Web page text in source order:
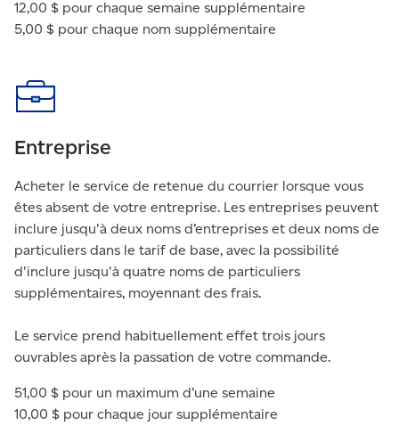
12,00 $ pour chaque semaine supplémentaire
5,00 $ pour chaque nom supplémentaire
Entreprise
Acheter le service de retenue du courrier lorsque vous
êtes absent de votre entreprise. Les entreprises peuvent
inclure jusqu'à deux noms d’entreprises et deux noms de
particuliers dans le tarif de base, avec la possibilité
d'inclure jusqu'à quatre noms de particuliers
supplémentaires, moyennant des frais.
Le service prend habituellement effet trois jours
ouvrables après la passation de votre commande.
51,00 $ pour un maximum d’une semaine
10,00 $ pour chaque jour supplémentaire